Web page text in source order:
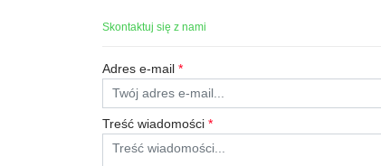
Skontaktuj się z nami
Adres e-mail *
Treść wiadomości *